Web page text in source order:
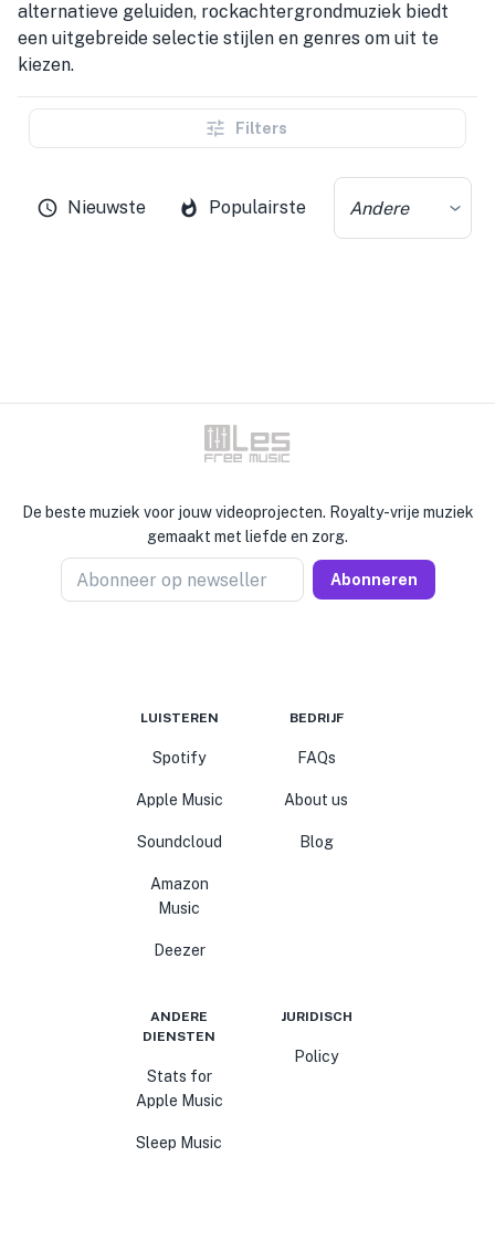
alternatieve geluiden, rockachtergrondmuziek biedt
een uitgebreide selectie stijlen en genres om uit te
kiezen.
Filters
Nieuwste Populairste Andere
De beste muziek voor jouw videoprojecten. Royalty-vrije muziek
gemaakt met liefde en zorg.
Abonneer op newseller Abonneren
LUISTEREN
Spotify
Apple Music
Soundcloud
Amazon
Music
Deezer
BEDRIJF
FAQs
About us
Blog
ANDERE
DIENSTEN
Stats for
Apple Music
Sleep Music
JURIDISCH
Policy